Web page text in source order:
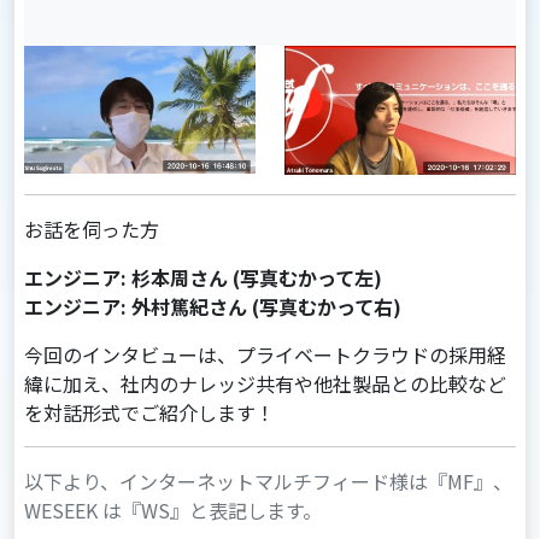
お話を伺った方
エンジニア: 杉本周さん (写真むかって左)
エンジニア: 外村篤紀さん (写真むかって右)
今回のインタビューは、プライベートクラウドの採用経
緯に加え、社内のナレッジ共有や他社製品との比較など
を対話形式でご紹介します！
以下より、インターネットマルチフィード様は『MF』、
WESEEK は『WS』と表記します。